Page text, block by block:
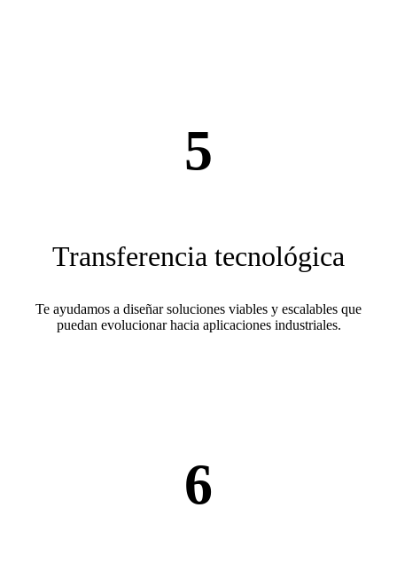
5
Transferencia tecnológica
Te ayudamos a diseñar soluciones viables y escalables que
puedan evolucionar hacia aplicaciones industriales.
6